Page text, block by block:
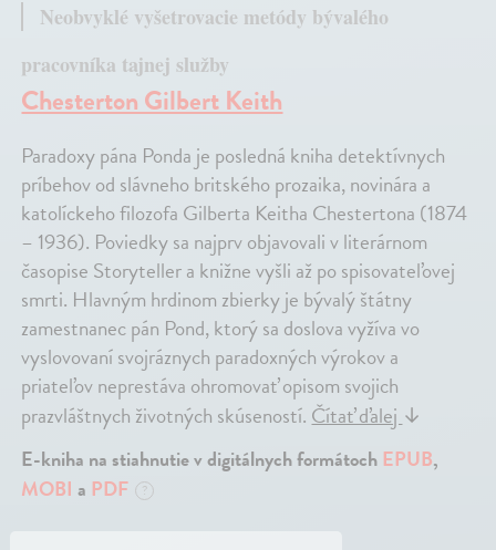
Neobvyklé vyšetrovacie metódy bývalého
pracovníka tajnej služby
Chesterton Gilbert Keith
Paradoxy pána Ponda je posledná kniha detektívnych
príbehov od slávneho britského prozaika, novinára a
katolíckeho filozofa Gilberta Keitha Chestertona (1874
– 1936). Poviedky sa najprv objavovali v literárnom
časopise Storyteller a knižne vyšli až po spisovateľovej
smrti. Hlavným hrdinom zbierky je bývalý štátny
zamestnanec pán Pond, ktorý sa doslova vyžíva vo
vyslovovaní svojráznych paradoxných výrokov a
priateľov neprestáva ohromovať opisom svojich
prazvláštnych životných skúseností.Čítať ďalej↓
E-kniha na stiahnutie v digitálnych formátoch EPUB,
MOBI a PDF ?